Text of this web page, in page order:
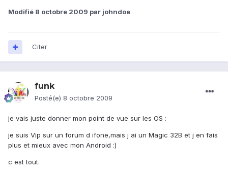
Modifié 8 octobre 2009 par johndoe
Citer
funk
Posté(e) 8 octobre 2009
je vais juste donner mon point de vue sur les OS :
je suis Vip sur un forum d ifone,mais j ai un Magic 32B et j en fais
plus et mieux avec mon Android :)
c est tout.